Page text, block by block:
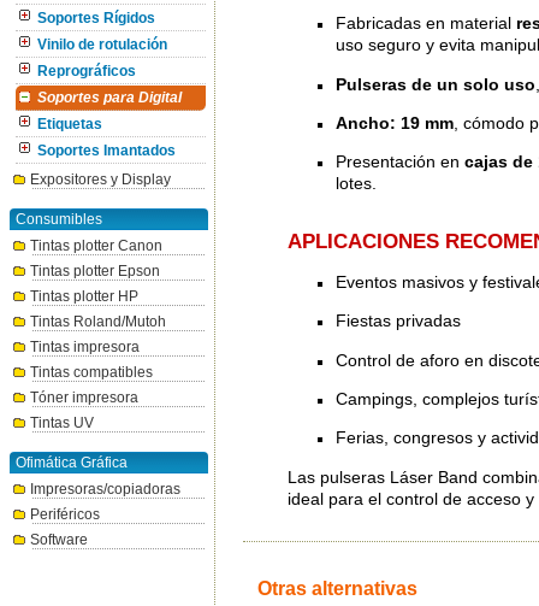
Soportes Rígidos
Vinilo de rotulación
Reprográficos
Soportes para Digital
Etiquetas
Soportes Imantados
Expositores y Display
Consumibles
Tintas plotter Canon
Tintas plotter Epson
Tintas plotter HP
Tintas Roland/Mutoh
Tintas impresora
Tintas compatibles
Tóner impresora
Tintas UV
Ofimática Gráfica
Impresoras/copiadoras
Periféricos
Software
Fabricadas en material
uso seguro y evita
Pulseras de un solo uso
Ancho: 19 mm, cómodo
Presentación en cajas de
lotes.
APLICACIONES
Eventos masivos y
Fiestas privadas
Control de aforo en
Campings, complejos
Ferias, congresos y
Las pulseras Láser Band
ideal para el control de acceso
Otras alternativas